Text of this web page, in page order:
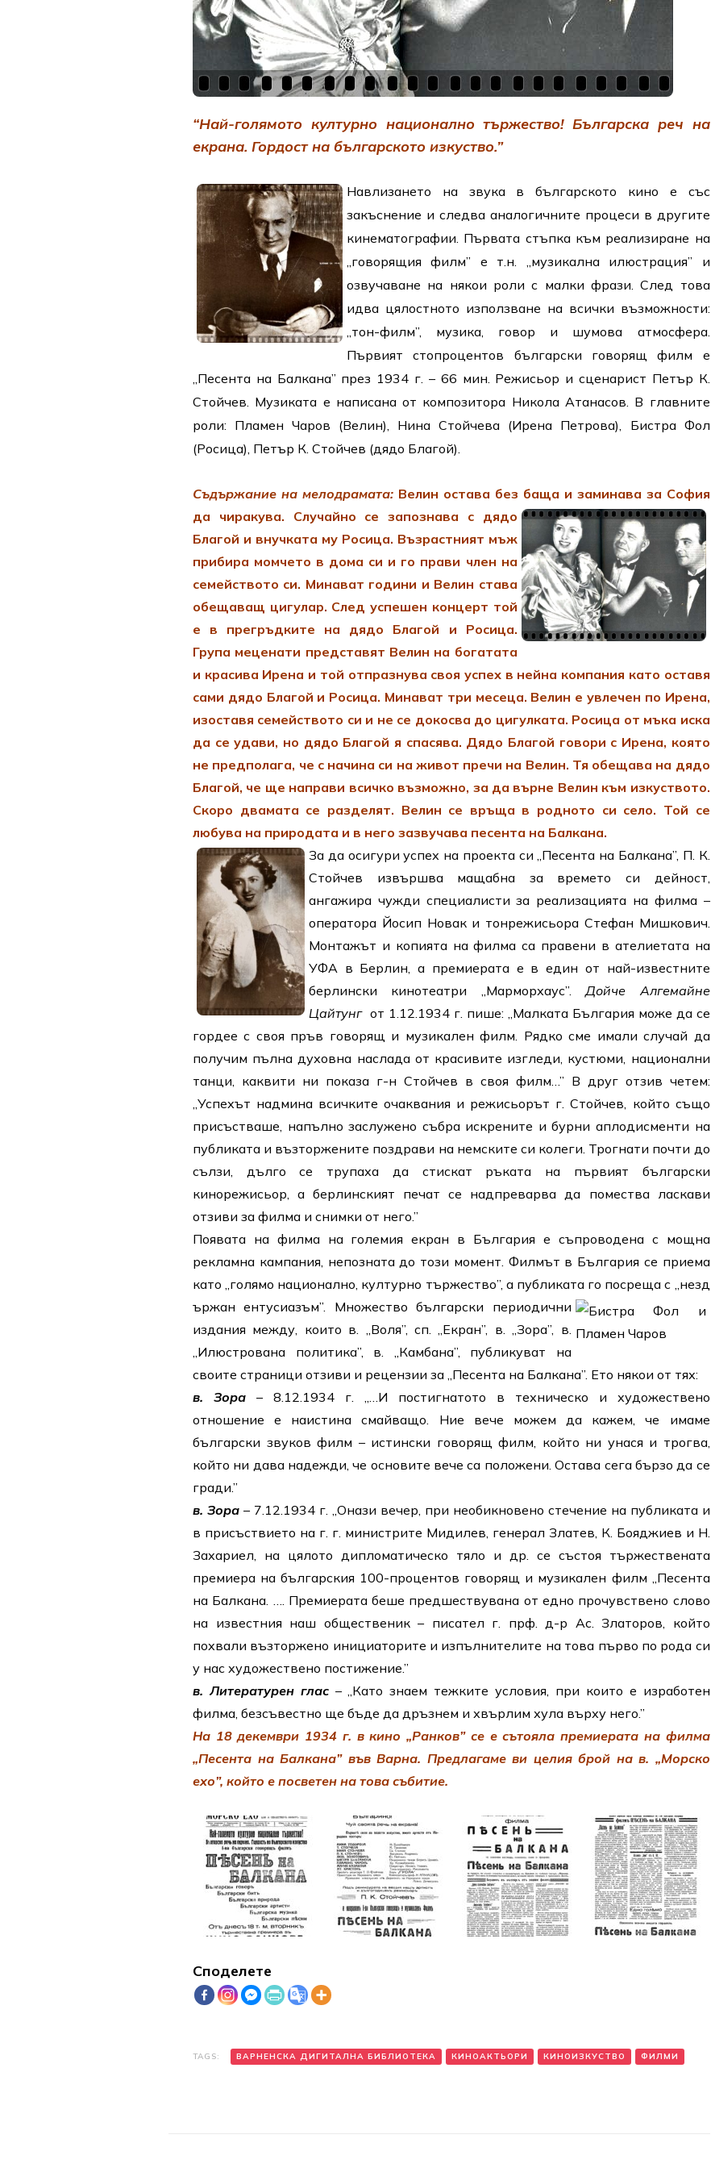
“Най-голямото културно национално тържество! Българска реч на
екрана. Гордост на българското изкуство.”
Навлизането на звука в българското кино е със
закъснение и следва аналогичните процеси в другите
кинематографии. Първата стъпка към реализиране на
„говорящия филм” е т.н. „музикална илюстрация” и
озвучаване на някои роли с малки фрази. След това
идва цялостното използване на всички възможности:
„тон-филм”, музика, говор и шумова атмосфера.
Първият стопроцентов български говорящ филм е
„Песента на Балкана” през 1934 г. – 66 мин. Режисьор и сценарист Петър К.
Стойчев. Музиката е написана от композитора Никола Атанасов. В главните
роли: Пламен Чаров (Велин), Нина Стойчева (Ирена Петрова), Бистра Фол
(Росица), Петър К. Стойчев (дядо Благой).
Съдържание на мелодрамата: Велин остава без баща и заминава за София
да чиракува. Случайно се запознава с дядо
Благой и внучката му Росица. Възрастният мъж
прибира момчето в дома си и го прави член на
семейството си. Минават години и Велин става
обещаващ цигулар. След успешен концерт той
е в прегръдките на дядо Благой и Росица.
Група меценати представят Велин на богатата
и красива Ирена и той отпразнува своя успех в нейна компания като оставя
сами дядо Благой и Росица. Минават три месеца. Велин е увлечен по Ирена,
изоставя семейството си и не се докосва до цигулката. Росица от мъка иска
да се удави, но дядо Благой я спасява. Дядо Благой говори с Ирена, която
не предполага, че с начина си на живот пречи на Велин. Тя обещава на дядо
Благой, че ще направи всичко възможно, за да върне Велин към изкуството.
Скоро двамата се разделят. Велин се връща в родното си село. Той се
любува на природата и в него зазвучава песента на Балкана.
За да осигури успех на проекта си „Песента на Балкана”, П. К.
Стойчев извършва мащабна за времето си дейност,
ангажира чужди специалисти за реализацията на филма –
оператора Йосип Новак и тонрежисьора Стефан Мишкович.
Монтажът и копията на филма са правени в ателиетата на
УФА в Берлин, а премиерата е в един от най-известните
берлински кинотеатри „Марморхаус”.Дойче Алгемайне
Цайтунгот 1.12.1934 г. пише: „Малката България може да се
гордее с своя пръв говорящ и музикален филм. Рядко сме имали случай да
получим пълна духовна наслада от красивите изгледи, кустюми, национални
танци, каквити ни показа г-н Стойчев в своя филм…” В друг отзив четем:
„Успехът надмина всичките очаквания и режисьорът г. Стойчев, който също
присъстваше, напълно заслужено събра искрените и бурни аплодисменти на
публиката и възторжените поздрави на немските си колеги. Трогнати почти до
сълзи, дълго се трупаха да стискат ръката на първият български
кинорежисьор, а берлинският печат се надпреварва да помества ласкави
отзиви за филма и снимки от него.”
Появата на филма на големия екран в България е съпроводена с мощна
рекламна кампания, непозната до този момент. Филмът в България се приема
като „голямо национално, културно тържество”, а публиката го посреща с „незд
ържан ентусиазъм”. Множество български периодични
издания между, които в. „Воля”, сп. „Екран”, в. „Зора”, в.
„Илюстрована политика”, в. „Камбана”, публикуват на
своите страници отзиви и рецензии за „Песента на Балкана”. Ето някои от тях:
в. Зора– 8.12.1934 г. „…И постигнатото в техническо и художествено
отношение е наистина смайващо. Ние вече можем да кажем, че имаме
български звуков филм – истински говорящ филм, който ни унася и трогва,
който ни дава надежди, че основите вече са положени. Остава сега бързо да се
гради.”
в. Зора– 7.12.1934 г. „Онази вечер, при необикновено стечение на публиката и
в присъствието на г. г. министрите Мидилев, генерал Златев, К. Бояджиев и Н.
Захариел, на цялото дипломатическо тяло и др. се състоя тържествената
премиера на българския 100-процентов говорящ и музикален филм „Песента
на Балкана. …. Премиерата беше предшествувана от едно прочувствено слово
на известния наш общественик – писател г. прф. д-р Ас. Златоров, който
похвали възторжено инициаторите и изпълнителите на това първо по рода си
у нас художествено постижение.”
в. Литературен глас– „Като знаем тежките условия, при които е изработен
филма, безсъвестно ще бъде да дръзнем и хвърлим хула върху него.”
На 18 декември 1934 г. в кино „Ранков” се е сътояла премиерата на филма
„Песента на Балкана” във Варна. Предлагаме ви целия брой на в. „Морско
ехо”, който е посветен на това събитие.
Споделете
TAGS: ВАРНЕНСКА ДИГИТАЛНА БИБЛИОТЕКА КИНОАКТЬОРИ КИНОИЗКУСТВО ФИЛМИ